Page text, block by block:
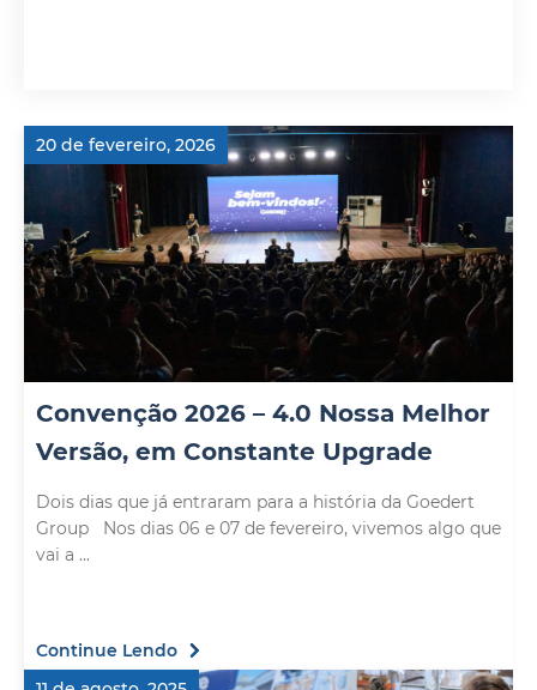
20 de fevereiro, 2026
Convenção 2026 – 4.0 Nossa Melhor
Versão, em Constante Upgrade
Dois dias que já entraram para a história da Goedert
Group Nos dias 06 e 07 de fevereiro, vivemos algo que
vai a ...
Continue Lendo